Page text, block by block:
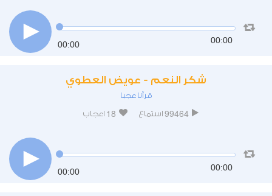
00:00 00:00
شكر النعم - عويض العطوي
قرآنا عجبا
99464 استماع 18 اعجاب
00:00 00:00